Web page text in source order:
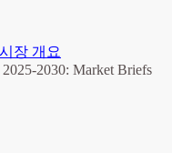
장 개요
2030: Market Briefs